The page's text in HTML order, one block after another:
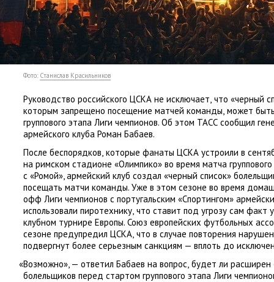
Фото: Станислав Красильников
Руководство российского ЦСКА не исключает, что «черный
которым запрещено посещение матчей команды, может
группового этапа Лиги чемпионов. Об этом ТАСС сообщил
армейского клуба Роман Бабаев.
После беспорядков, которые фанаты ЦСКА устроили в
на римском стадионе «Олимпико» во время матча
с «Ромой», армейский клуб создал «черный список»
посещать матчи команды. Уже в этом сезоне во время
офф Лиги чемпионов с португальским «Спортингом»
использовали пиротехнику, что ставит под угрозу сам факт
клубном турнире Европы. Союз европейских футбольных
сезоне предупредил ЦСКА, что в случае повторения
подвергнут более серьезным санкциям — вплоть до
«Возможно», — ответил Бабаев на вопрос, будет ли расширен
болельщиков перед стартом группового этапа Лиги